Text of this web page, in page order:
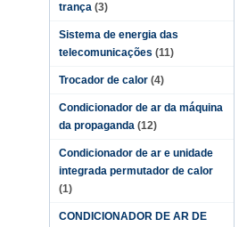
trança (3)
Sistema de energia das
telecomunicações (11)
Trocador de calor (4)
Condicionador de ar da máquina
da propaganda (12)
Condicionador de ar e unidade
integrada permutador de calor
(1)
CONDICIONADOR DE AR DE